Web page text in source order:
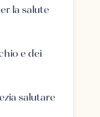
la salute
e dei
salutare